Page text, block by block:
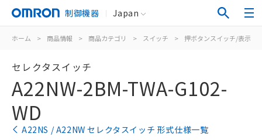
制御機器 Japan
ホーム > 商品情報 > 商品カテゴリ > スイッチ > 押ボタンスイッチ/表示灯
セレクタスイッチ
A22NW-2BM-TWA-G102-
WD
A22NS / A22NW セレクタスイッチ 形式仕様一覧